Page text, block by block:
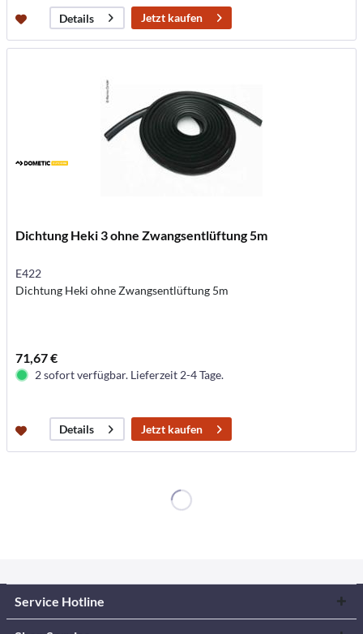
Details Jetzt kaufen
Dichtung Heki 3 ohne Zwangsentlüftung 5m
E422
Dichtung Heki ohne Zwangsentlüftung 5m
71,67 €
2 sofort verfügbar. Lieferzeit 2-4 Tage.
Details Jetzt kaufen
Service Hotline